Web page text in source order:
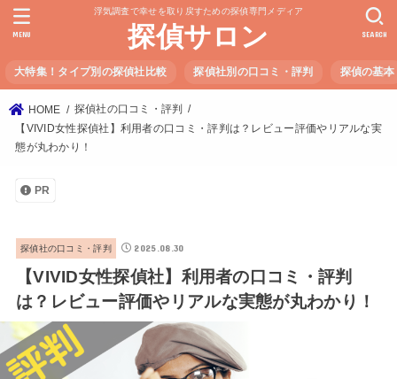
浮気調査で幸せを取り戻すための探偵専門メディア
探偵サロン
大特集！タイプ別の探偵社比較 探偵社別の口コミ・評判 探偵の基本
SEARCH
MENU
HOME
探偵社の口コミ・評判
【VIVID女性探偵社】利用者の口コミ・評判は？レビュー評価やリアルな実
態が丸わかり！
PR
探偵社の口コミ・評判 2025.08.30
【VIVID女性探偵社】利用者の口コミ・評判
は？レビュー評価やリアルな実態が丸わかり！